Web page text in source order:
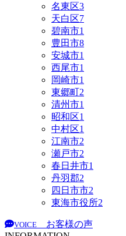
名東区3
天白区7
碧南市1
豊田市8
安城市1
西尾市1
岡崎市1
東郷町2
清州市1
昭和区1
中村区1
江南市2
瀬戸市2
春日井市1
丹羽郡2
四日市市2
東海市役所2
VOICE
お客様の声